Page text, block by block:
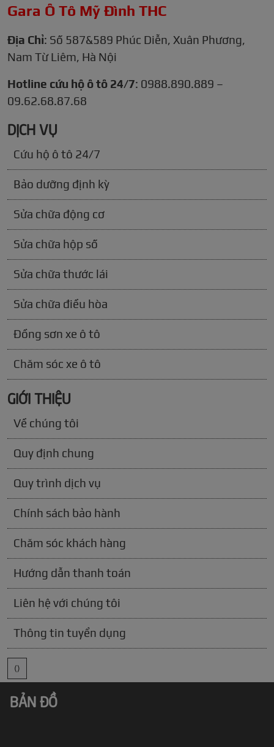
Gara Ô Tô Mỹ Đình THC
Địa Chỉ: Số 587&589 Phúc Diễn, Xuân Phương,
Nam Từ Liêm, Hà Nội
Hotline cứu hộ ô tô 24/7: 0988.890.889 –
09.62.68.87.68
DỊCH VỤ
Cứu hộ ô tô 24/7
Bảo dưỡng định kỳ
Sửa chữa động cơ
Sửa chữa hộp số
Sửa chữa thước lái
Sửa chữa điều hòa
Đồng sơn xe ô tô
Chăm sóc xe ô tô
GIỚI THIỆU
Về chúng tôi
Quy định chung
Quy trình dịch vụ
Chính sách bảo hành
Chăm sóc khách hàng
Hướng dẫn thanh toán
Liên hệ với chúng tôi
Thông tin tuyển dụng
()
BẢN ĐỒ